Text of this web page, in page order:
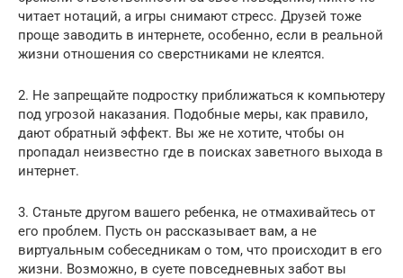
читает нотаций, а игры снимают стресс. Друзей тоже
проще заводить в интернете, особенно, если в реальной
жизни отношения со сверстниками не клеятся.
2. Не запрещайте подростку приближаться к компьютеру
под угрозой наказания. Подобные меры, как правило,
дают обратный эффект. Вы же не хотите, чтобы он
пропадал неизвестно где в поисках заветного выхода в
интернет.
3. Станьте другом вашего ребенка, не отмахивайтесь от
его проблем. Пусть он рассказывает вам, а не
виртуальным собеседникам о том, что происходит в его
жизни. Возможно, в суете повседневных забот вы